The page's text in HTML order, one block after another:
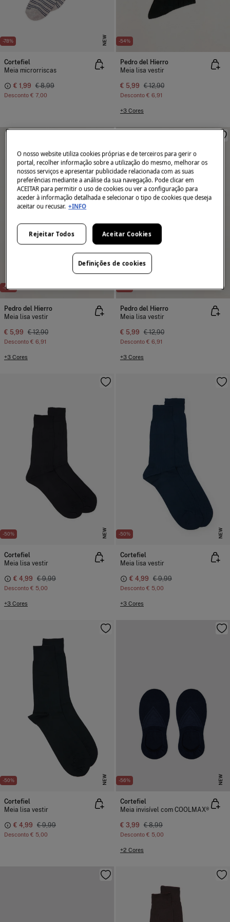
-78% NEW
Cortefiel
Meia microrriscas
€ 1,99 € 8,99
Desconto € 7,00
-54%
Pedro del Hierro
Meia lisa vestir
€ 5,99 € 12,90
Desconto € 6,91
+3 Cores
-54%
Pedro del Hierro
Meia lisa vestir
€ 5,99 € 12,90
Desconto € 6,91
+3 Cores
Pedro del Hierro
Meia lisa vestir
€ 5,99 € 12,90
Desconto € 6,91
+3 Cores
-50% NEW
Cortefiel
Meia lisa vestir
€ 4,99 € 9,99
Desconto € 5,00
+3 Cores
-50% NEW
Cortefiel
Meia lisa vestir
€ 4,99 € 9,99
Desconto € 5,00
+3 Cores
-50% NEW
Cortefiel
Meia lisa vestir
€ 4,99 € 9,99
Desconto € 5,00
-56% NEW
Cortefiel
Meia invisível com COOLMAX®
€ 3,99 € 8,99
Desconto € 5,00
+2 Cores
O nosso website utiliza cookies próprias e de terceiros para gerir o
portal, recolher informação sobre a utilização do mesmo, melhorar os
nossos serviços e apresentar publicidade relacionada com as suas
preferências mediante a análise da sua navegação. Pode clicar em
ACEITAR para permitir o uso de cookies ou ver a configuração para
aceder à informação detalhada e selecionar o tipo de cookies que deseja
aceitar ou recusar. +INFO
Rejeitar Todos Aceitar Cookies
Definições de cookies